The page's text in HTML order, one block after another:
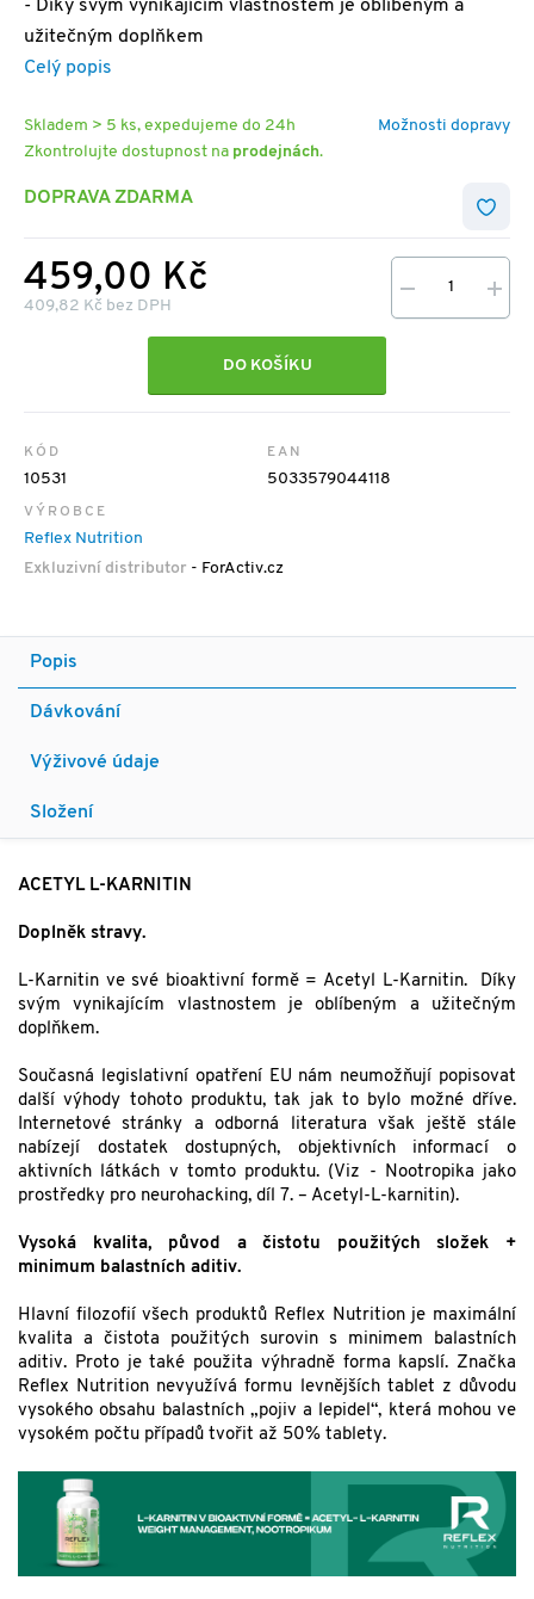
- Díky svým vynikajícím vlastnostem je oblíbeným a
užitečným doplňkem
Celý popis
Možnosti dopravy
Skladem > 5 ks, expedujeme do 24h
Zkontrolujte dostupnost na prodejnách.
DOPRAVA ZDARMA
459,00 Kč
409,82 Kč bez DPH
DO KOŠÍKU
KÓD
10531
EAN
5033579044118
VÝROBCE
Reflex Nutrition
Exkluzivní distributor - ForActiv.cz
Popis
Dávkování
Výživové údaje
Složení
ACETYL L-KARNITIN
Doplněk stravy.
L-Karnitin ve své bioaktivní formě = Acetyl L-Karnitin. Díky
svým vynikajícím vlastnostem je oblíbeným a užitečným
doplňkem.
Současná legislativní opatření EU nám neumožňují popisovat
další výhody tohoto produktu, tak jak to bylo možné dříve.
Internetové stránky a odborná literatura však ještě stále
nabízejí dostatek dostupných, objektivních informací o
aktivních látkách v tomto produktu. (Viz - Nootropika jako
prostředky pro neurohacking, díl 7. – Acetyl-L-karnitin).
Vysoká kvalita, původ a čistotu použitých složek +
minimum balastních aditiv.
Hlavní filozofií všech produktů Reflex Nutrition je maximální
kvalita a čistota použitých surovin s minimem balastních
aditiv. Proto je také použita výhradně forma kapslí. Značka
Reflex Nutrition nevyužívá formu levnějších tablet z důvodu
vysokého obsahu balastních „pojiv a lepidel“, která mohou ve
vysokém počtu případů tvořit až 50% tablety.